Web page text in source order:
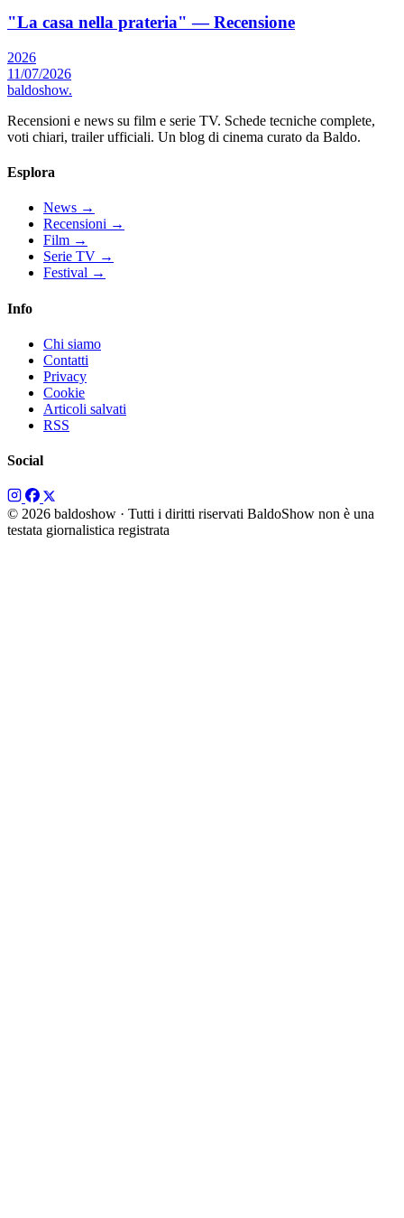
"La casa nella prateria" — Recensione
2026
11/07/2026
baldoshow.
Recensioni e news su film e serie TV. Schede tecniche complete,
voti chiari, trailer ufficiali. Un blog di cinema curato da Baldo.
Esplora
News →
Recensioni →
Film →
Serie TV →
Festival →
Info
Chi siamo
Contatti
Privacy
Cookie
Articoli salvati
RSS
Social
© 2026 baldoshow · Tutti i diritti riservati BaldoShow non è una
testata giornalistica registrata